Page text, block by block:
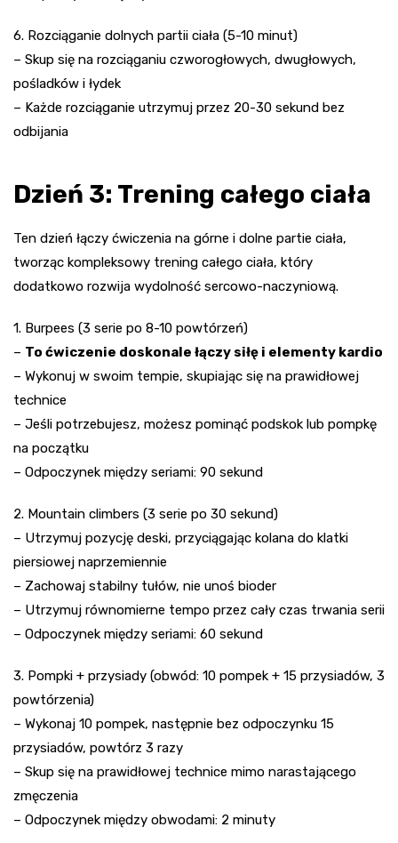
6. Rozciąganie dolnych partii ciała (5-10 minut)
– Skup się na rozciąganiu czworogłowych, dwugłowych,
pośladków i łydek
– Każde rozciąganie utrzymuj przez 20-30 sekund bez
odbijania
Dzień 3: Trening całego ciała
Ten dzień łączy ćwiczenia na górne i dolne partie ciała,
tworząc kompleksowy trening całego ciała, który
dodatkowo rozwija wydolność sercowo-naczyniową.
1. Burpees (3 serie po 8-10 powtórzeń)
– To ćwiczenie doskonale łączy siłę i elementy kardio
– Wykonuj w swoim tempie, skupiając się na prawidłowej
technice
– Jeśli potrzebujesz, możesz pominąć podskok lub pompkę
na początku
– Odpoczynek między seriami: 90 sekund
2. Mountain climbers (3 serie po 30 sekund)
– Utrzymuj pozycję deski, przyciągając kolana do klatki
piersiowej naprzemiennie
– Zachowaj stabilny tułów, nie unoś bioder
– Utrzymuj równomierne tempo przez cały czas trwania serii
– Odpoczynek między seriami: 60 sekund
3. Pompki + przysiady (obwód: 10 pompek + 15 przysiadów, 3
powtórzenia)
– Wykonaj 10 pompek, następnie bez odpoczynku 15
przysiadów, powtórz 3 razy
– Skup się na prawidłowej technice mimo narastającego
zmęczenia
– Odpoczynek między obwodami: 2 minuty